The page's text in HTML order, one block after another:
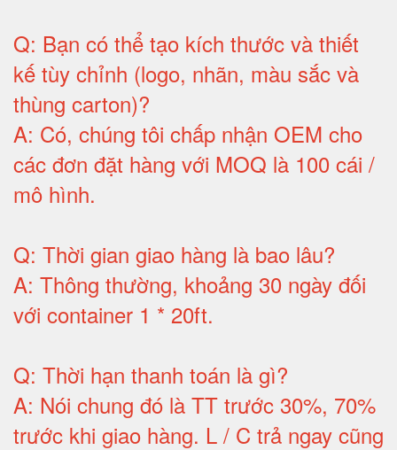
Q: Bạn có thể tạo kích thước và thiết
kế tùy chỉnh (logo, nhãn, màu sắc và
thùng carton)?
A: Có, chúng tôi chấp nhận OEM cho
các đơn đặt hàng với MOQ là 100 cái /
mô hình.
Q: Thời gian giao hàng là bao lâu?
A: Thông thường, khoảng 30 ngày đối
với container 1 * 20ft.
Q: Thời hạn thanh toán là gì?
A: Nói chung đó là TT trước 30%, 70%
trước khi giao hàng. L / C trả ngay cũng